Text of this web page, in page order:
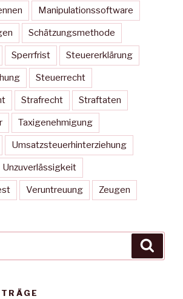
Manipulationssoftware
Schätzungsmethode
Sperrfrist Steuererklärung
Steuerrecht
Strafrecht Straftaten
Taxigenehmigung
Umsatzsteuerhinterziehung
Unzuverlässigkeit
Veruntreuung Zeugen